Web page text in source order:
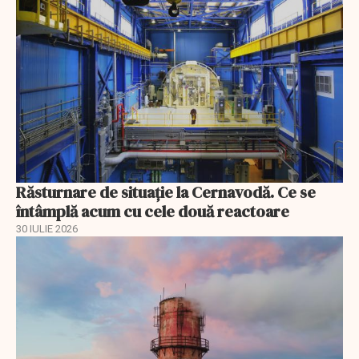
Răsturnare de situație la Cernavodă. Ce se
întâmplă acum cu cele două reactoare
30 IULIE 2026